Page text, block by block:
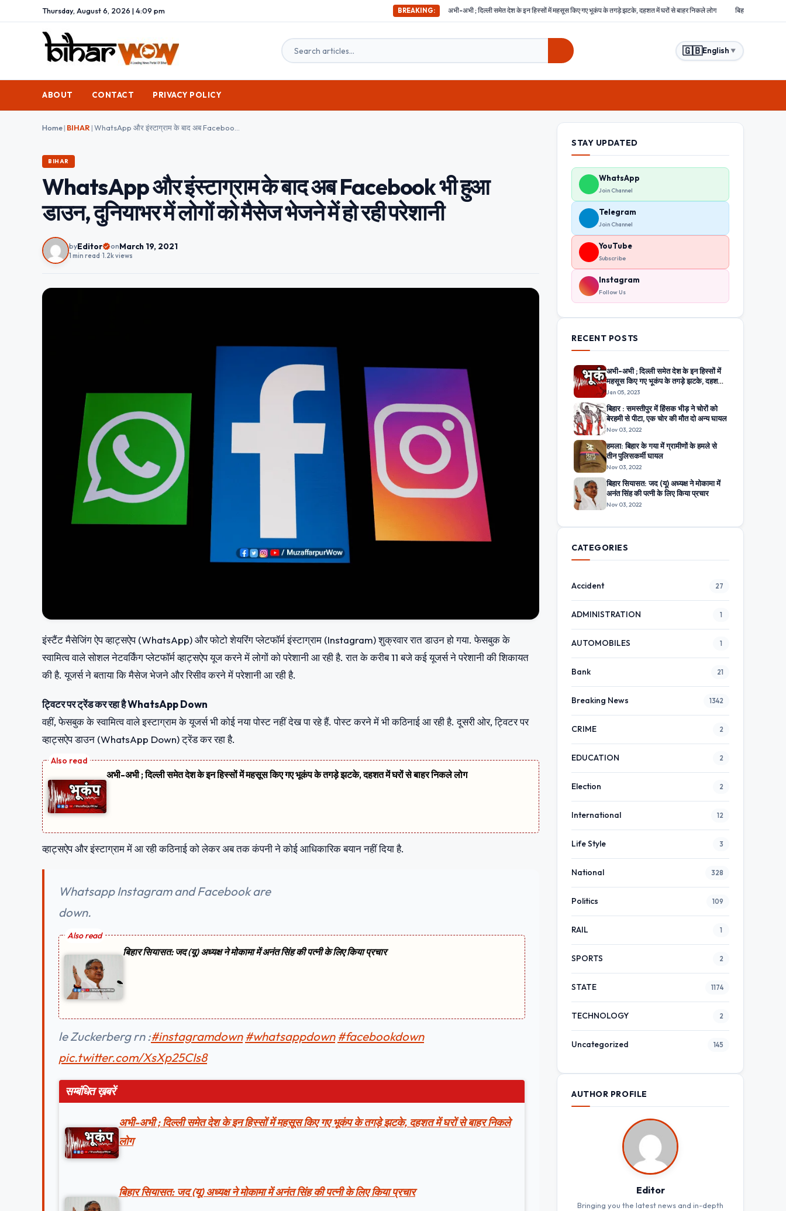
Thursday, August 6, 2026 | 4:09 pm BREAKING:
अभी-अभी ; दिल्ली समेत देश के इन हिस्सों में महसूस किए गए भूकंप के तगड़े झटके, दहशत में घरों से बाहर निकले लोग बिहार : समस्तीपुर में हिंसक भीड़ ने चोरों को
🇬🇧English ▼
ABOUT CONTACT PRIVACY POLICY
Home| BIHAR|
BIHAR
WhatsApp और इंस्टाग्राम के बाद अब Facebook भी हुआ
डाउन, दुनियाभर में लोगों को मैसेज भेजने में हो रही परेशानी
byEditor onMarch 19, 2021
1 min read 1.2k views
इंस्टैंट मैसेजिंग ऐप व्हाट्सऐप (WhatsApp) और फोटो शेयरिंग प्लेटफॉर्म इंस्टाग्राम (Instagram) शुक्रवार रात डाउन हो गया. फेसबुक के
स्वामित्व वाले सोशल नेटवर्किंग प्लेटफॉर्म व्हाट्सऐप यूज करने में लोगों को परेशानी आ रही है. रात के करीब 11 बजे कई यूजर्स ने परेशानी की शिकायत
की है. यूजर्स ने बताया कि मैसेज भेजने और रिसीव करने में परेशानी आ रही है.
ट्विटर पर ट्रेंड कर रहा है WhatsApp Down
वहीं, फेसबुक के स्वामित्व वाले इस्टाग्राम के यूजर्स भी कोई नया पोस्ट नहीं देख पा रहे हैं. पोस्ट करने में भी कठिनाई आ रही है. दूसरी ओर, ट्विटर पर
व्हाट्सऐप डाउन (WhatsApp Down) ट्रेंड कर रहा है.
अभी-अभी ; दिल्ली समेत देश के इन हिस्सों में महसूस किए गए भूकंप के तगड़े झटके, दहशत में घरों से बाहर निकले लोग
व्हाट्सऐप और इंस्टाग्राम में आ रही कठिनाई को लेकर अब तक कंपनी ने कोई आधिकारिक बयान नहीं दिया है.
Whatsapp Instagram and Facebook are
down.
बिहार सियासत: जद (यू) अध्यक्ष ने मोकामा में अनंत सिंह की पत्नी के लिए किया प्रचार
le Zuckerberg rn :#instagramdown #whatsappdown #facebookdown
pic.twitter.com/XsXp25CIs8
सम्बंधित ख़बरें
अभी-अभी ; दिल्ली समेत देश के इन हिस्सों में महसूस किए गए भूकंप के तगड़े झटके, दहशत में घरों से बाहर निकले
लोग
बिहार सियासत: जद (यू) अध्यक्ष ने मोकामा में अनंत सिंह की पत्नी के लिए किया प्रचार
STAY UPDATED
WhatsApp
Join Channel
Telegram
Join Channel
YouTube
Subscribe
Instagram
Follow Us
RECENT POSTS
अभी-अभी ; दिल्ली समेत देश के इन हिस्सों में
महसूस किए गए भूकंप के तगड़े झटके, दहशत
में घरों से बाहर निकले लोग
Jan 05, 2023
बिहार : समस्तीपुर में हिंसक भीड़ ने चोरों को
बेरहमी से पीटा, एक चोर की मौत दो अन्य घायल
Nov 03, 2022
हमला: बिहार के गया में ग्रामीणों के हमले से
तीन पुलिसकर्मी घायल
Nov 03, 2022
बिहार सियासत: जद (यू) अध्यक्ष ने मोकामा में
अनंत सिंह की पत्नी के लिए किया प्रचार
Nov 03, 2022
CATEGORIES
Accident 27
ADMINISTRATION 1
AUTOMOBILES 1
Bank 21
Breaking News 1342
CRIME 2
EDUCATION 2
Election 2
International 12
Life Style 3
National 328
Politics 109
RAIL 1
SPORTS 2
STATE 1174
TECHNOLOGY 2
Uncategorized 145
AUTHOR PROFILE
Editor
Bringing you the latest news and in-depth